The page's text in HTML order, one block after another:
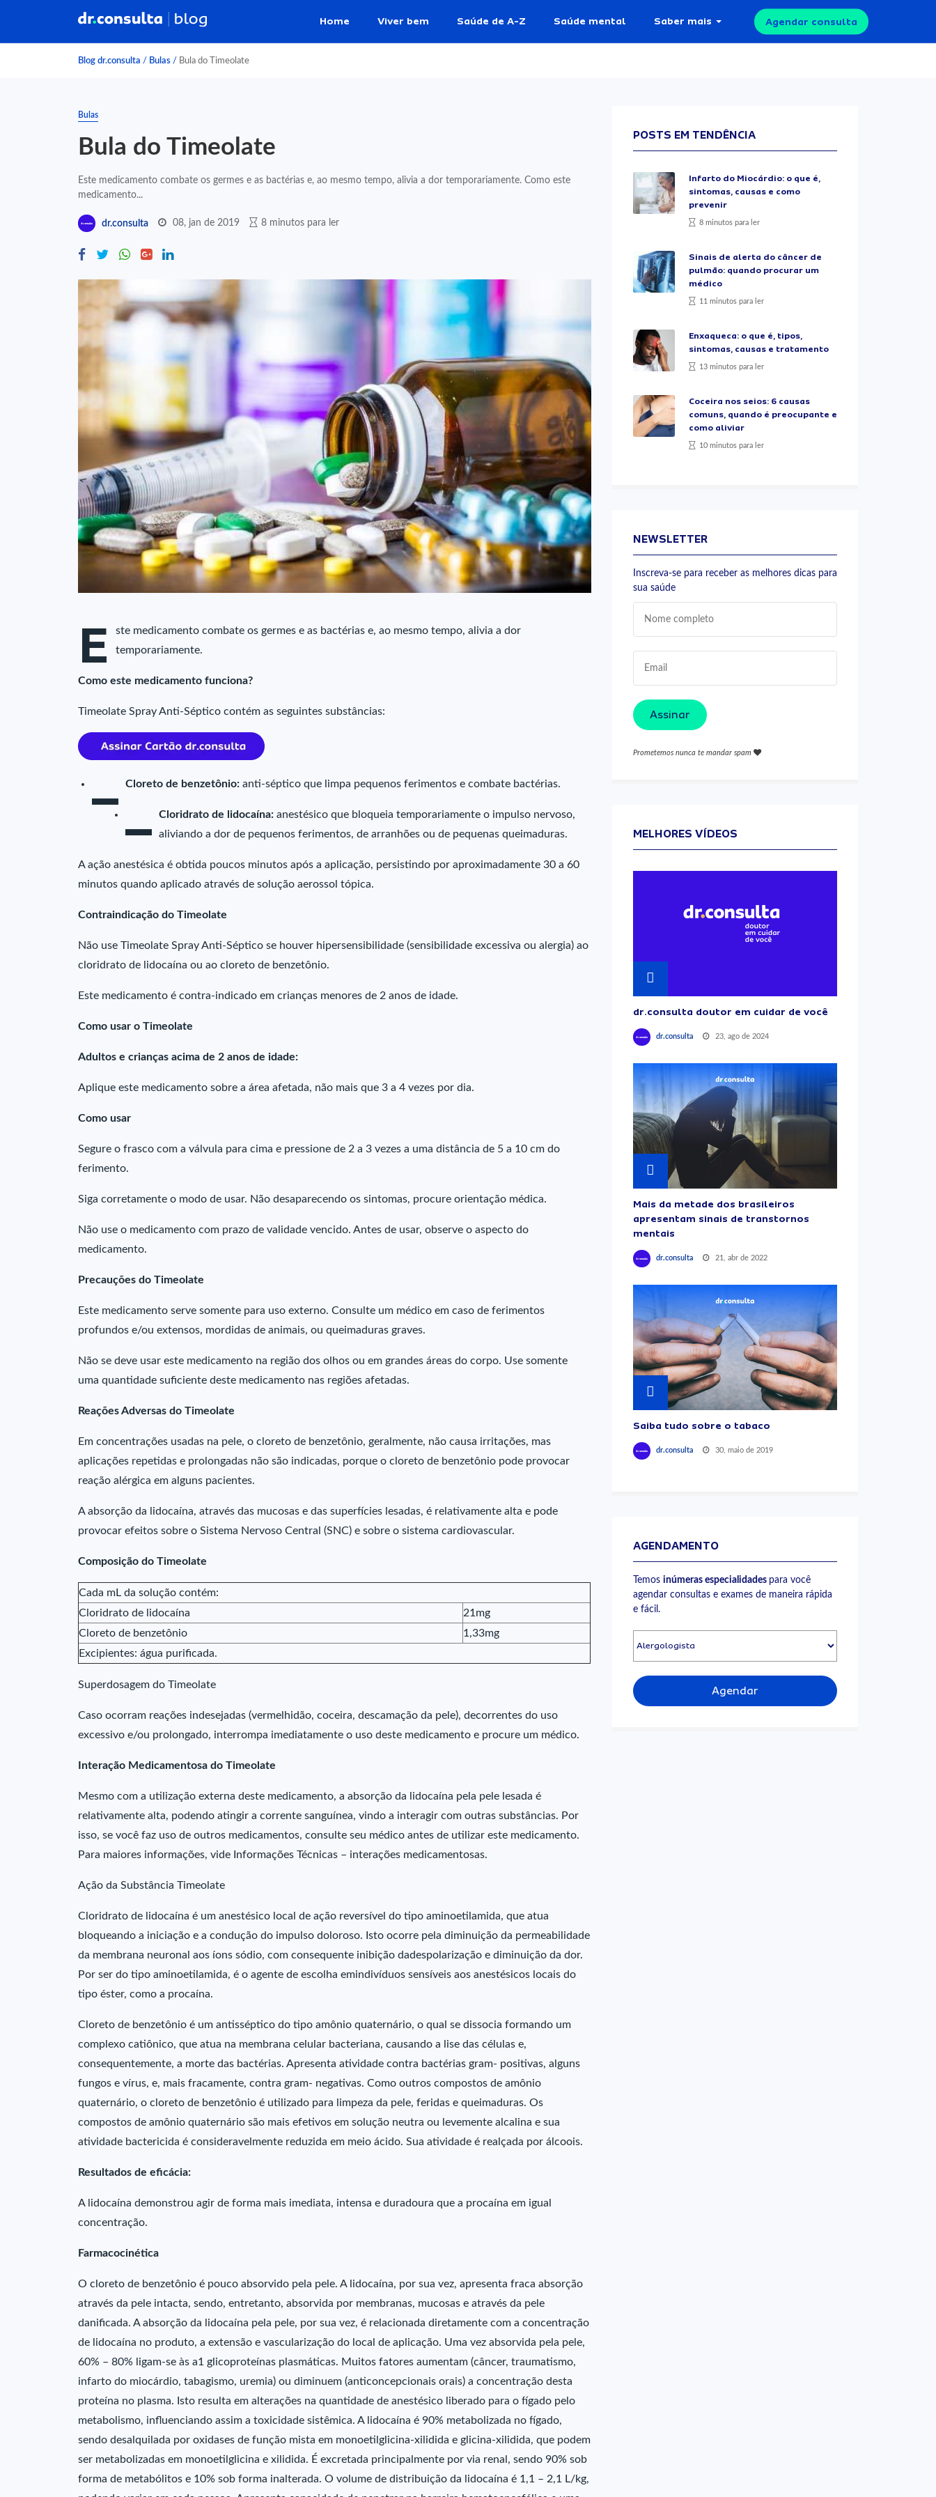
Home Viver bem Saúde de A-Z Saúde mental Saber mais Agendar consulta
Blog dr.consulta / Bulas / Bula do Timeolate
Bulas
Bula do Timeolate
Este medicamento combate os germes e as bactérias e, ao mesmo tempo, alivia a dor temporariamente. Como este
medicamento...
dr.consulta 08, jan de 2019 8 minutos para ler
E
ste medicamento combate os germes e as bactérias e, ao mesmo tempo, alivia a dor
temporariamente.
Como este medicamento funciona?
Timeolate Spray Anti-Séptico contém as seguintes substâncias:
– Cloreto de benzetônio: anti-séptico que limpa pequenos ferimentos e combate bactérias.
– Cloridrato de lidocaína: anestésico que bloqueia temporariamente o impulso nervoso,
aliviando a dor de pequenos ferimentos, de arranhões ou de pequenas queimaduras.
A ação anestésica é obtida poucos minutos após a aplicação, persistindo por aproximadamente 30 a 60
minutos quando aplicado através de solução aerossol tópica.
Contraindicação do Timeolate
Não use Timeolate Spray Anti-Séptico se houver hipersensibilidade (sensibilidade excessiva ou alergia) ao
cloridrato de lidocaína ou ao cloreto de benzetônio.
Este medicamento é contra-indicado em crianças menores de 2 anos de idade.
Como usar o Timeolate
Adultos e crianças acima de 2 anos de idade:
Aplique este medicamento sobre a área afetada, não mais que 3 a 4 vezes por dia.
Como usar
Segure o frasco com a válvula para cima e pressione de 2 a 3 vezes a uma distância de 5 a 10 cm do
ferimento.
Siga corretamente o modo de usar. Não desaparecendo os sintomas, procure orientação médica.
Não use o medicamento com prazo de validade vencido. Antes de usar, observe o aspecto do
medicamento.
Precauções do Timeolate
Este medicamento serve somente para uso externo. Consulte um médico em caso de ferimentos
profundos e/ou extensos, mordidas de animais, ou queimaduras graves.
Não se deve usar este medicamento na região dos olhos ou em grandes áreas do corpo. Use somente
uma quantidade suficiente deste medicamento nas regiões afetadas.
Reações Adversas do Timeolate
Em concentrações usadas na pele, o cloreto de benzetônio, geralmente, não causa irritações, mas
aplicações repetidas e prolongadas não são indicadas, porque o cloreto de benzetônio pode provocar
reação alérgica em alguns pacientes.
A absorção da lidocaína, através das mucosas e das superfícies lesadas, é relativamente alta e pode
provocar efeitos sobre o Sistema Nervoso Central (SNC) e sobre o sistema cardiovascular.
Composição do Timeolate
Cada mL da solução contém:
Cloridrato de lidocaína
21mg
Cloreto de benzetônio
1,33mg
Excipientes: água purificada.
Superdosagem do Timeolate
Caso ocorram reações indesejadas (vermelhidão, coceira, descamação da pele), decorrentes do uso
excessivo e/ou prolongado, interrompa imediatamente o uso deste medicamento e procure um médico.
Interação Medicamentosa do Timeolate
Mesmo com a utilização externa deste medicamento, a absorção da lidocaína pela pele lesada é
relativamente alta, podendo atingir a corrente sanguínea, vindo a interagir com outras substâncias. Por
isso, se você faz uso de outros medicamentos, consulte seu médico antes de utilizar este medicamento.
Para maiores informações, vide Informações Técnicas – interações medicamentosas.
Ação da Substância Timeolate
Cloridrato de lidocaína é um anestésico local de ação reversível do tipo aminoetilamida, que atua
bloqueando a iniciação e a condução do impulso doloroso. Isto ocorre pela diminuição da permeabilidade
da membrana neuronal aos íons sódio, com consequente inibição dadespolarização e diminuição da dor.
Por ser do tipo aminoetilamida, é o agente de escolha emindivíduos sensíveis aos anestésicos locais do
tipo éster, como a procaína.
Cloreto de benzetônio é um antisséptico do tipo amônio quaternário, o qual se dissocia formando um
complexo catiônico, que atua na membrana celular bacteriana, causando a lise das células e,
consequentemente, a morte das bactérias. Apresenta atividade contra bactérias gram- positivas, alguns
fungos e vírus, e, mais fracamente, contra gram- negativas. Como outros compostos de amônio
quaternário, o cloreto de benzetônio é utilizado para limpeza da pele, feridas e queimaduras. Os
compostos de amônio quaternário são mais efetivos em solução neutra ou levemente alcalina e sua
atividade bactericida é consideravelmente reduzida em meio ácido. Sua atividade é realçada por álcoois.
Resultados de eficácia:
A lidocaína demonstrou agir de forma mais imediata, intensa e duradoura que a procaína em igual
concentração.
Farmacocinética
O cloreto de benzetônio é pouco absorvido pela pele. A lidocaína, por sua vez, apresenta fraca absorção
através da pele intacta, sendo, entretanto, absorvida por membranas, mucosas e através da pele
danificada. A absorção da lidocaína pela pele, por sua vez, é relacionada diretamente com a concentração
de lidocaína no produto, a extensão e vascularização do local de aplicação. Uma vez absorvida pela pele,
60% – 80% ligam-se às a1 glicoproteínas plasmáticas. Muitos fatores aumentam (câncer, traumatismo,
infarto do miocárdio, tabagismo, uremia) ou diminuem (anticoncepcionais orais) a concentração desta
proteína no plasma. Isto resulta em alterações na quantidade de anestésico liberado para o fígado pelo
metabolismo, influenciando assim a toxicidade sistêmica. A lidocaína é 90% metabolizada no fígado,
sendo desalquilada por oxidases de função mista em monoetilglicina-xilidida e glicina-xilidida, que podem
ser metabolizadas em monoetilglicina e xilidida. É excretada principalmente por via renal, sendo 90% sob
forma de metabólitos e 10% sob forma inalterada. O volume de distribuição da lidocaína é 1,1 – 2,1 L/kg,
POSTS EM TENDÊNCIA
Infarto do Miocárdio: o que é,
sintomas, causas e como
prevenir
8 minutos para ler
Sinais de alerta do câncer de
pulmão: quando procurar um
médico
11 minutos para ler
Enxaqueca: o que é, tipos,
sintomas, causas e tratamento
13 minutos para ler
Coceira nos seios: 6 causas
comuns, quando é preocupante e
como aliviar
10 minutos para ler
NEWSLETTER
Inscreva-se para receber as melhores dicas para
sua saúde
Assinar
Prometemos nunca te mandar spam
MELHORES VÍDEOS
dr.consulta doutor em cuidar de você
dr.consulta 23, ago de 2024
Mais da metade dos brasileiros
apresentam sinais de transtornos
mentais
dr.consulta 21, abr de 2022
Saiba tudo sobre o tabaco
dr.consulta 30, maio de 2019
AGENDAMENTO
Temos inúmeras especialidades para você
agendar consultas e exames de maneira rápida
e fácil.
Agendar